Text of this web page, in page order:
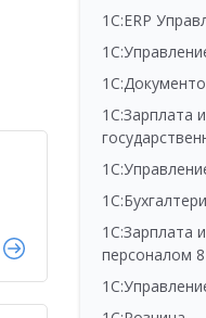
1С:ERP
1С:Зарплата
1С:Зарплата
персоналом 8